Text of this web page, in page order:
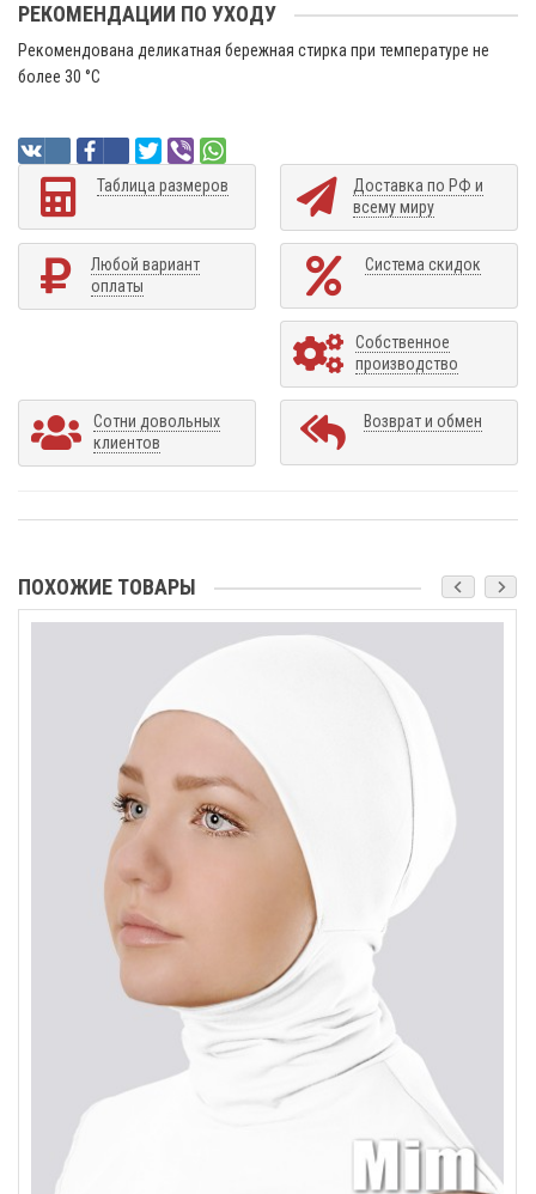
РЕКОМЕНДАЦИИ ПО УХОДУ
Рекомендована деликатная бережная стирка при температуре не
более 30 °C
Таблица размеров
Доставка по РФ и
всему миру
Любой вариант
оплаты
Система скидок
Собственное
производство
Сотни довольных
клиентов
Возврат и обмен
ПОХОЖИЕ ТОВАРЫ